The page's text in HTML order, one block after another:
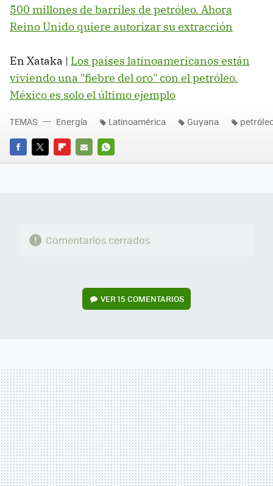
500 millones de barriles de petróleo. Ahora
Reino Unido quiere autorizar su extracción
En Xataka | Los países latinoamericanos están
viviendo una "fiebre del oro" con el petróleo.
México es solo el último ejemplo
FACEBOOK
TWITTERFLIPBOARD
E-
WHATSAPP
TEMAS Energía Latinoamérica Guyana
Comentarios cerrados
VER15 COMENTARIOS